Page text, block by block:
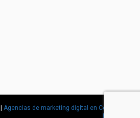
Agencias de marketing digital en Costa
Rica